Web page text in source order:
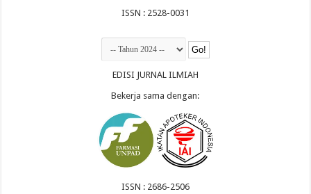
ISSN : 2528-0031
EDISI JURNAL ILMIAH
Bekerja sama dengan:
ISSN : 2686-2506